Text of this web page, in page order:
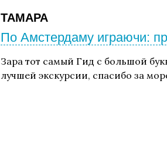
ТАМАРА
По Амстердаму играючи:
Зара тот самый Гид с большой
лучшей экскурсии, спасибо за